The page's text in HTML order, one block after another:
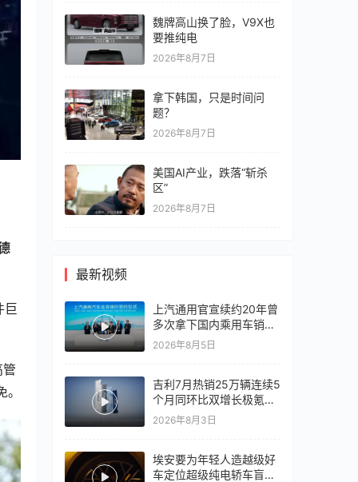
巨
魏牌高山换了脸，V9X也
要推纯电
2026年8月7日
拿下韩国，只是时间问
题？
2026年8月7日
美国AI产业，跌落“斩杀
区”
2026年8月7日
最新视频
上汽通用官宣续约20年曾
多次拿下国内乘用车销冠
竞争激烈，上汽通用有信
2026年8月5日
吉利7月热销25万辆连续5
个月同环比双增长极氪销
量同比翻倍，出口再破10
2026年8月3日
埃安要为年轻人造越级好
车定位超级纯电轿车盲猜